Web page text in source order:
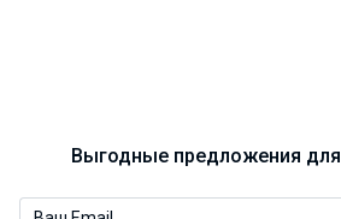
Выгодные предложения